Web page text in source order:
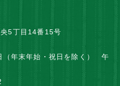
5丁目14番15号
（年末年始・祝日を除く） 午